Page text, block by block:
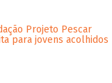
Projeto Pescar
para jovens acolhidos